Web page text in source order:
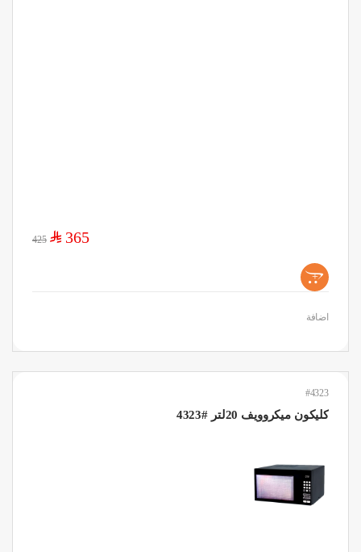
365
$
425
+
اضافة
#4323
كليكون ميكروويف 20لتر #4323